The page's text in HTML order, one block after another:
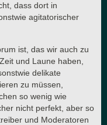
dass dort in
agitatorischer
ist, das wir auch zu
und Laune haben,
delikate
zu müssen,
so wenig wie
nicht perfekt, aber so
und Moderatoren